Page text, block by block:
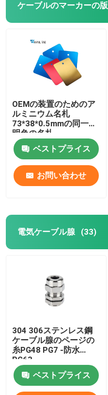
ケーブルのマーカーの版
OEMの装置のためのア
ルミニウム名札
73*38*0.5mmの同一証
明色の名札
ベストプライス
お問い合わせ
電気ケーブル腺 (33)
304 306ステンレス鋼
ケーブル腺のページの
糸PG48 PG7 -防水
PG63
ベストプライス